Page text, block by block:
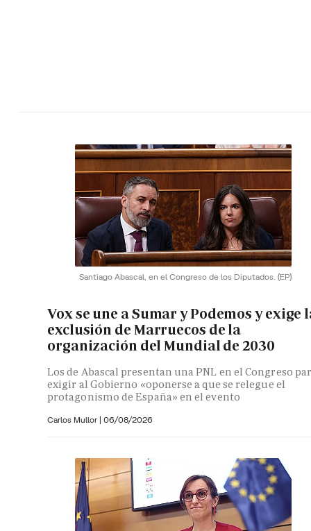
Santiago Abascal, en el Congreso de los Diputados. (EP)
Vox se une a Sumar y Podemos y exige
exclusión de Marruecos de la
organización del Mundial de 2030
Los de Abascal presentan una PNL en el Congreso
exigir al Gobierno «oponerse a que se relegue el
protagonismo de España» en el evento
Carlos Mullor | 06/08/2026